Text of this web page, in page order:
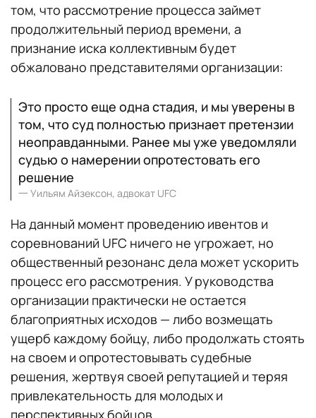
том, что рассмотрение процесса займет
продолжительный период времени, а
признание иска коллективным будет
обжаловано представителями организации:
Это просто еще одна стадия, и мы уверены в
том, что суд полностью признает претензии
неоправданными. Ранее мы уже уведомляли
судью о намерении опротестовать его
решение
一 Уильям Айзексон, адвокат UFC
На данный момент проведению ивентов и
соревнований UFC ничего не угрожает, но
общественный резонанс дела может ускорить
процесс его рассмотрения. У руководства
организации практически не остается
благоприятных исходов — либо возмещать
ущерб каждому бойцу, либо продолжать стоять
на своем и опротестовывать судебные
решения, жертвуя своей репутацией и теряя
привлекательность для молодых и
перспективных бойцов.